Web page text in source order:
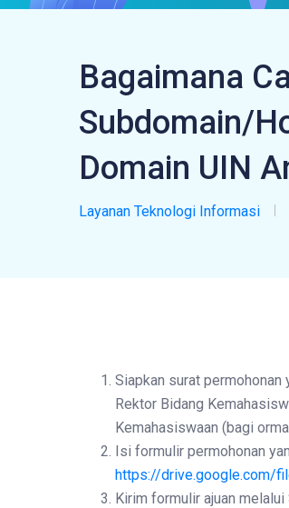
Bagaimana
Subdomain/
Domain UIN
Layanan Teknologi Informasi
Siapkan surat
Rektor Bidang
Kemahasiswaan (bagi
Isi formulir permohonan
https://drive.google.com/
Kirim formulir ajuan